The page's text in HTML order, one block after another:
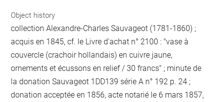
Object history
collection Alexandre-Charles Sauvageot (1781-1860) ;
acquis en 1845, cf. le Livre d'achat n° 2100 : "vase à
couvercle (crachoir hollandais) en cuivre jaune,
ornements et écussons en relief / 30 francs" ; minute de
la donation Sauvageot 1DD139 série A n° 192 p. 24 ;
donation acceptée en 1856, acte notarié le 6 mars 1857,